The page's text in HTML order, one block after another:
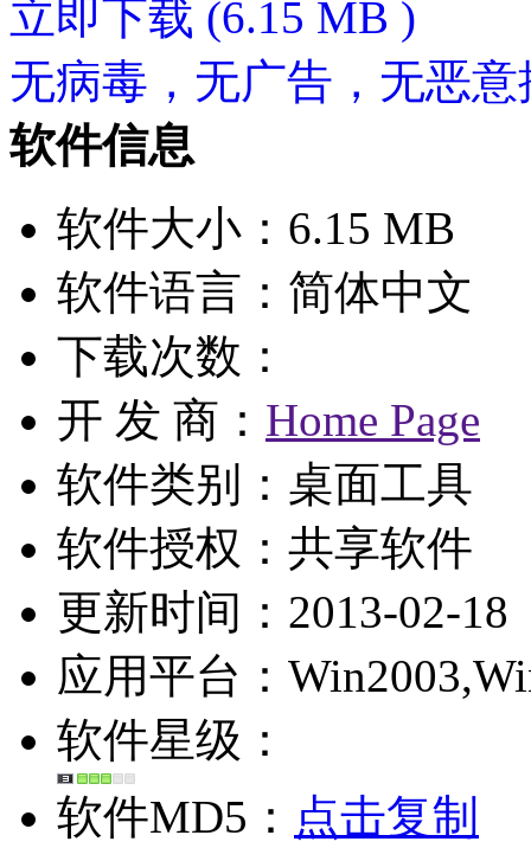
立即下载 (6.15 MB )
无病毒，无广告，无恶意
软件信息
软件大小：6.15 MB
软件语言：简体中文
下载次数：
开 发 商： Home Page
软件类别：桌面工具
软件授权： 共享软件
更新时间：2013-02-18
应用平台：
软件星级：
软件MD5： 点击复制